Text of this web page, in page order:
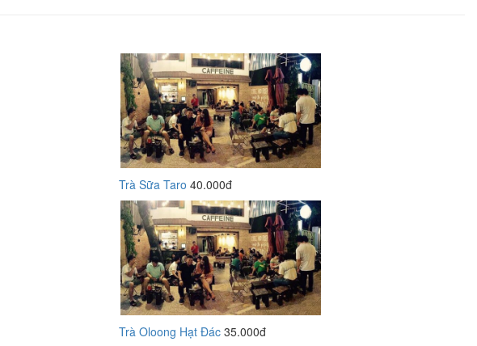
Trà Sữa Taro 40.000đ
Trà Oloong Hạt Đác 35.000đ